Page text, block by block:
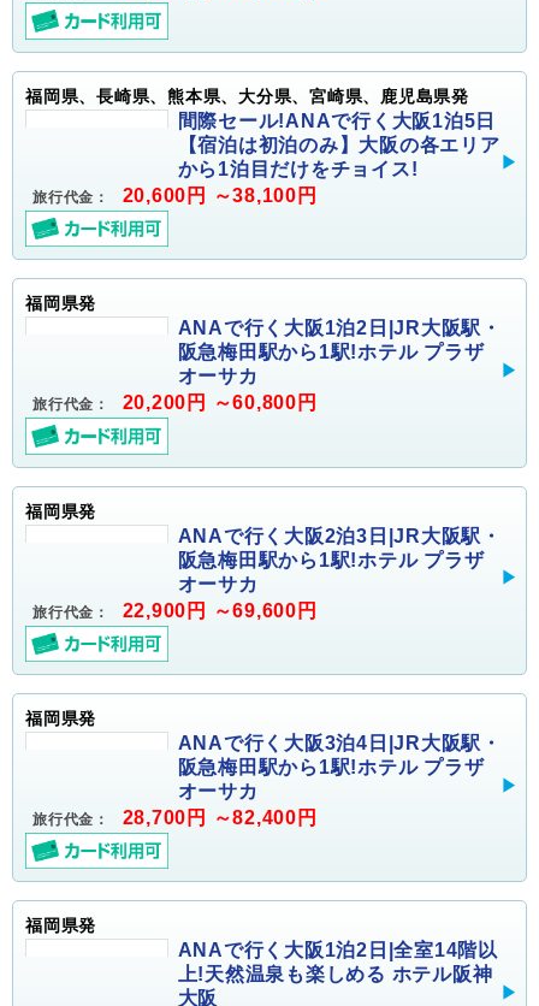
福岡県、長崎県、熊本県、大分県、宮崎県、鹿児島県発
間際セール!ANAで行く大阪1泊5日
【宿泊は初泊のみ】大阪の各エリア
から1泊目だけをチョイス!
旅行代金： 20,600円 ～38,100円
福岡県発
ANAで行く大阪1泊2日|JR大阪駅・
阪急梅田駅から1駅!ホテル プラザ
オーサカ
旅行代金： 20,200円 ～60,800円
福岡県発
ANAで行く大阪2泊3日|JR大阪駅・
阪急梅田駅から1駅!ホテル プラザ
オーサカ
旅行代金： 22,900円 ～69,600円
福岡県発
ANAで行く大阪3泊4日|JR大阪駅・
阪急梅田駅から1駅!ホテル プラザ
オーサカ
旅行代金： 28,700円 ～82,400円
福岡県発
ANAで行く大阪1泊2日|全室14階以
上!天然温泉も楽しめる ホテル阪神
大阪